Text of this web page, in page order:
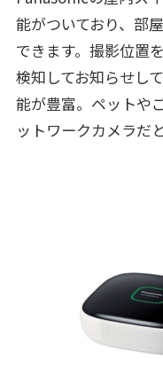
能がついており、部
できます。撮影位置
検知してお知らせし
能が豊富。ペットや
ットワークカメラだ